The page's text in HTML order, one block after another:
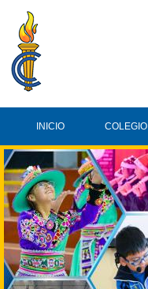
INICIO COLEGIO